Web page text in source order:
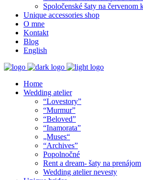
Spoločenské šaty na červenom
Unique accessories shop
O mne
Kontakt
Blog
English
Home
Wedding atelier
“Lovestory”
“Murmur”
“Beloved”
“Inamorata”
„Muses“
“Archives”
Popolnočné
Rent a dream- šaty na prenájom
Wedding atelier nevesty